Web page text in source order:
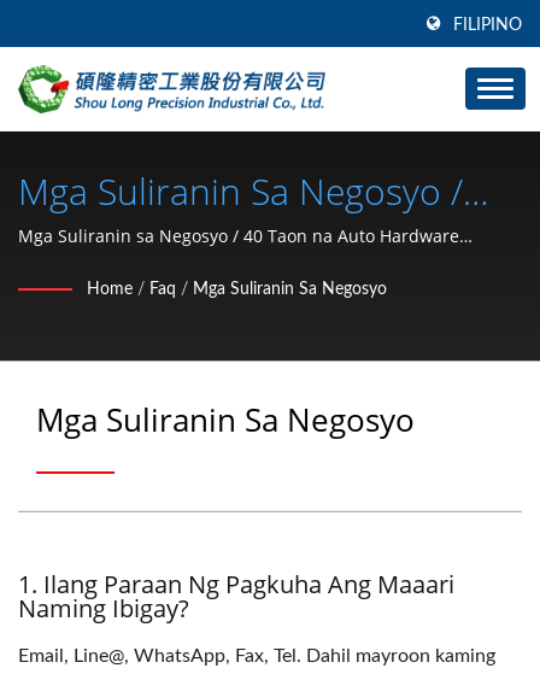
FILIPINO
Mga Suliranin Sa Negosyo /
Car & Motorcycle Hardware
Parts (C Type Retaining Ring,
1991 | SHOU LONG
Mga Suliranin sa Negosyo / 40 Taon na Auto Hardware
snap ring, pin) Manufacturer Mula sa Taiwan | SHOU LONG
Home / Faq / Mga Suliranin Sa Negosyo
Mga Suliranin Sa Negosyo
1. Ilang Paraan Ng Pagkuha Ang Maaari
Naming Ibigay?
Email, Line@, WhatsApp, Fax, Tel. Dahil mayroon kaming